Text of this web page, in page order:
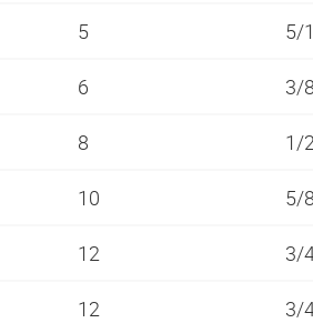
5 5/
6 3/
8 1/
10 5/
12 3/
12 3/